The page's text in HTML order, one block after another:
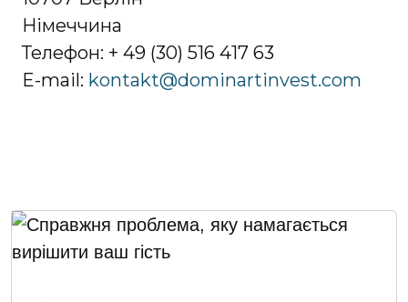
Німеччина
Телефон: + 49 (30) 516 417 63
E-mail: kontakt@dominartinvest.com